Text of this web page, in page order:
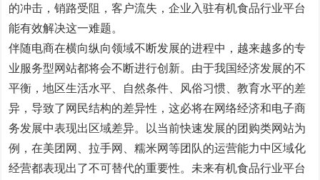
的冲击，销路受阻，客户流失，企业入驻有机食品行业平台
能有效解决这一难题。
伴随电商在横向纵向领域不断发展的进程中，越来越多的专
业服务型网站都将会不断进行创新。由于我国经济发展的不
平衡，地区生活水平、自然条件、风俗习惯、教育水平的差
异，导致了网民结构的差异性，这必将在网络经济和电子商
务发展中表现出区域差异。以当前快速发展的团购类网站为
例，在美团网、拉手网、糯米网等团队的运营能力中区域化
经营都表现出了不可替代的重要性。未来有机食品行业平台